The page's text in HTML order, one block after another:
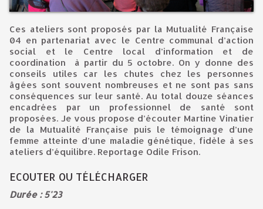
Ces ateliers sont proposés par la Mutualité Française
04 en partenariat avec le Centre communal d’action
social et le Centre local d’information et de
coordination à partir du 5 octobre. On y donne des
conseils utiles car les chutes chez les personnes
âgées sont souvent nombreuses et ne sont pas sans
conséquences sur leur santé. Au total douze séances
encadrées par un professionnel de santé sont
proposées. Je vous propose d’écouter Martine Vinatier
de la Mutualité Française puis le témoignage d’une
femme atteinte d’une maladie génétique, fidèle à ses
ateliers d’équilibre. Reportage Odile Frison.
ECOUTER OU TÉLÉCHARGER
Durée : 5'23